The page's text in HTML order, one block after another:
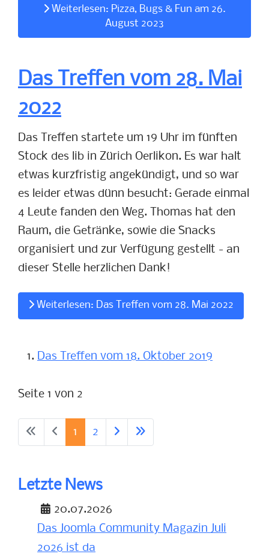
Letzte News
20.07.2026
Das Joomla Community Magazin Juli
2026 ist da
Weiterlesen: Pizza, Bugs & Fun am 26.
August 2023
Das Treffen vom 28. Mai
2022
Das Treffen startete um 19 Uhr im fünften
Stock des lib in Zürich Oerlikon. Es war halt
etwas kurzfristig angekündigt, und so war
es leider etwas dünn besucht: Gerade einmal
4 Leute fanden den Weg. Thomas hat den
Raum, die Getränke, sowie die Snacks
organisiert und zur Verfügung gestellt - an
dieser Stelle herzlichen Dank!
Weiterlesen: Das Treffen vom 28. Mai 2022
Das Treffen vom 18. Oktober 2019
Seite 1 von 2
1 2